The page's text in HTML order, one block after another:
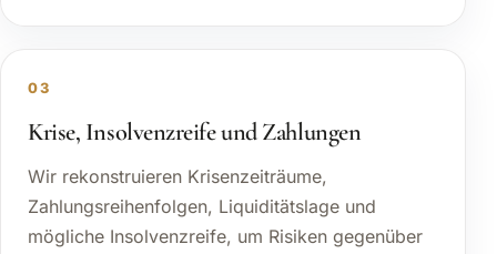
03
Krise, Insolvenzreife und Zahlungen
Wir rekonstruieren Krisenzeiträume,
Zahlungsreihenfolgen, Liquiditätslage und
mögliche Insolvenzreife, um Risiken gegenüber